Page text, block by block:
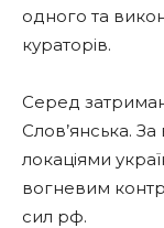
одного та
кураторів.
Серед
Слов’янська.
локаціями
вогневим
сил рф.